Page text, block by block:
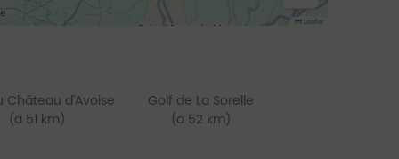
Leaflet
Château d'Avoise
(a 51 km)
Golf de La Sorelle
(a 52 km)